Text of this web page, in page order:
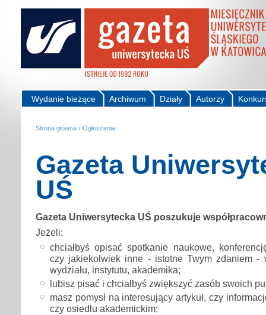
Autorzy
Działy
Archiwum
Wydanie bieżące
Strona główna › Ogłoszenia
Gazeta
UŚ
Gazeta Uniwersytecka UŚ poszukuje
Jeżeli:
chciałbyś opisać spotkanie naukowe,
czy jakiekolwiek inne - istotne Twym zdaniem -
wydziału, instytutu, akademika;
lubisz pisać i chciałbyś zwiększyć zasób swoich
masz pomysł na interesujący artykuł, czy
czy osiedlu akademickim;